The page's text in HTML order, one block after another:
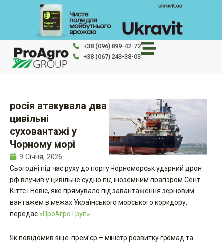
+38 (096) 899-42-72
+38 (067) 243-38-03
росія атакувала два
цивільні
суховантажі у
Чорному морі
9 Січня, 2026
Сьогодні під час руху до порту Чорноморськ ударний дрон
рф влучив у цивільне судно під іноземним прапором Сент-
Кіттс і Невіс, яке прямувало під завантаження зерновим
вантажем в межах Українського морського коридору,
передає «ПроАгро Груп»
Як повідомив віце-прем’єр – міністр розвитку громад та